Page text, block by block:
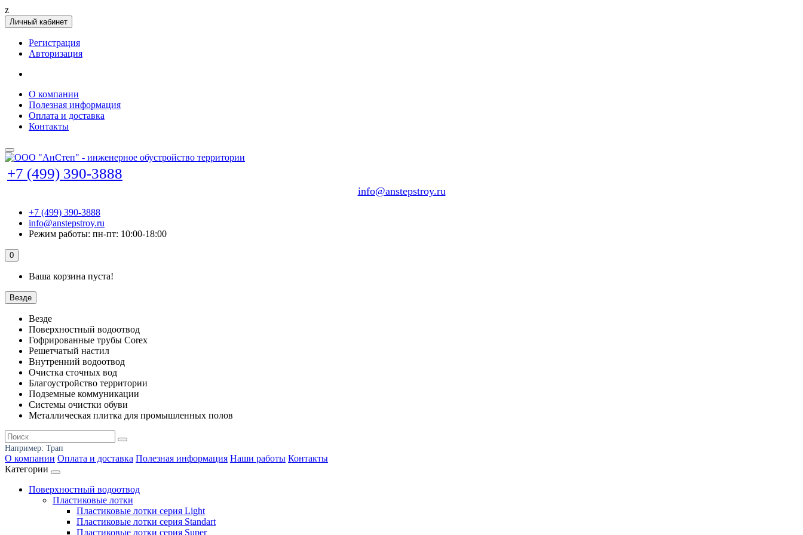
z
Личный кабинет
Регистрация
Авторизация
О компании
Полезная информация
Оплата и доставка
Контакты
+7 (499) 390-3888
info@anstepstroy.ru
+7 (499) 390-3888
info@anstepstroy.ru
Режим работы: пн-пт: 10:00-18:00
0
Ваша корзина пуста!
Везде
Везде
Поверхностный водоотвод
Гофрированные трубы Corex
Решетчатый настил
Внутренний водоотвод
Очистка сточных вод
Благоустройство территории
Подземные коммуникации
Системы очистки обуви
Металлическая плитка для промышленных полов
Например: Трап
О компании Оплата и доставка Полезная информация Наши работы Контакты
Категории
Поверхностный водоотвод
Пластиковые лотки
Пластиковые лотки серия Light
Пластиковые лотки серия Standart
Пластиковые лотки серия Super